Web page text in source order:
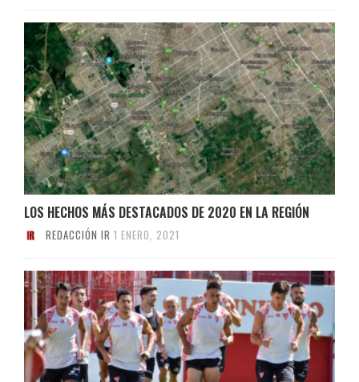
LOS HECHOS MÁS DESTACADOS DE 2020 EN LA REGIÓN
REDACCIÓN IR 1 ENERO, 2021